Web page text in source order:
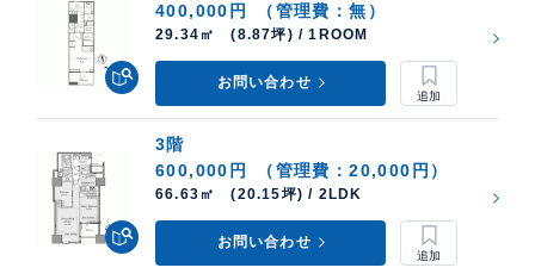
400,000円
（管理費：無）
29.34㎡ (8.87坪) / 1ROOM
お問い合わせ
3階
600,000円
（管理費：20,000円）
66.63㎡ (20.15坪) / 2LDK
お問い合わせ